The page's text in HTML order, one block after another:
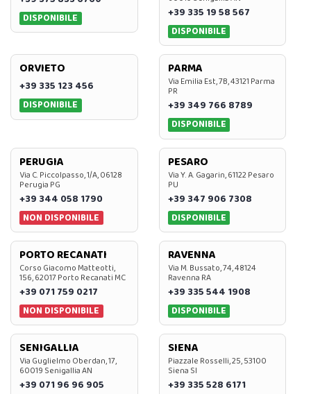
DISPONIBILE
+39 335 19 58 567
DISPONIBILE
ORVIETO
+39 335 123 456
DISPONIBILE
PARMA
Via Emilia Est, 7B, 43121 Parma
PR
+39 349 766 8789
DISPONIBILE
PERUGIA
Via C. Piccolpasso, 1/A, 06128
Perugia PG
+39 344 058 1790
NON DISPONIBILE
PESARO
Via Y. A. Gagarin, 61122 Pesaro
PU
+39 347 906 7308
DISPONIBILE
PORTO RECANATI
Corso Giacomo Matteotti,
156, 62017 Porto Recanati MC
+39 071 759 0217
NON DISPONIBILE
RAVENNA
Via M. Bussato, 74, 48124
Ravenna RA
+39 335 544 1908
DISPONIBILE
SENIGALLIA
Via Guglielmo Oberdan, 17,
60019 Senigallia AN
+39 071 96 96 905
SIENA
Piazzale Rosselli, 25, 53100
Siena SI
+39 335 528 6171